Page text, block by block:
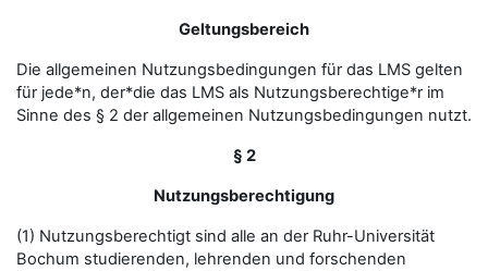
Geltungsbereich
Die allgemeinen Nutzungsbedingungen für das LMS gelten
für jede*n, der*die das LMS als Nutzungsberechtige*r im
Sinne des § 2 der allgemeinen Nutzungsbedingungen nutzt.
§ 2
Nutzungsberechtigung
(1) Nutzungsberechtigt sind alle an der Ruhr-Universität
Bochum studierenden, lehrenden und forschenden